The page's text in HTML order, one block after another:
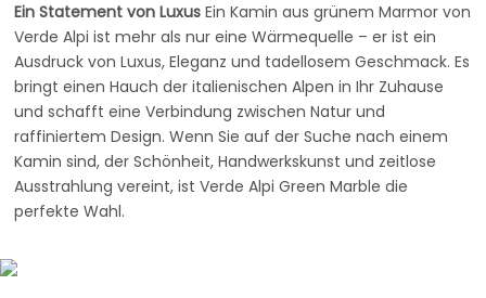
Ein Statement von LuxusEin Kamin aus grünem Marmor von
Verde Alpi ist mehr als nur eine Wärmequelle – er ist ein
Ausdruck von Luxus, Eleganz und tadellosem Geschmack. Es
bringt einen Hauch der italienischen Alpen in Ihr Zuhause
und schafft eine Verbindung zwischen Natur und
raffiniertem Design. Wenn Sie auf der Suche nach einem
Kamin sind, der Schönheit, Handwerkskunst und zeitlose
Ausstrahlung vereint, ist Verde Alpi Green Marble die
perfekte Wahl.